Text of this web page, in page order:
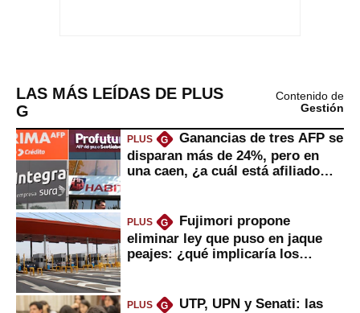
LAS MÁS LEÍDAS DE PLUS
G
Contenido de
Gestión
PLUS G
Ganancias de tres AFP se
disparan más de 24%, pero en
una caen, ¿a cuál está afiliado
PLUS G
Fujimori propone
eliminar ley que puso en jaque
peajes: ¿qué implicaría los
PLUS G
UTP, UPN y Senati: las